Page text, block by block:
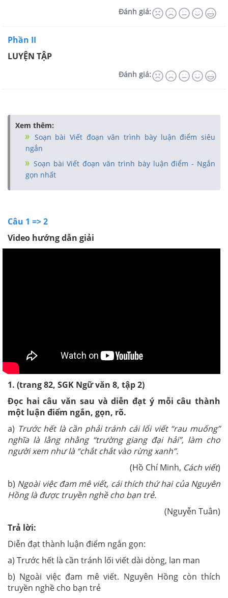
Đánh giá:
Phần II
LUYỆN TẬP
Đánh giá:
Xem thêm:
Soạn bài Viết đoạn văn trình bày luận điểm siêu
ngắn
Soạn bài Viết đoạn văn trình bày luận điểm - Ngắn
gọn nhất
Câu 1 => 2
Video hướng dẫn giải
1. (trang 82, SGK Ngữ văn 8, tập 2)
Đọc hai câu văn sau và diễn đạt ý mỗi câu thành
một luận điểm ngắn, gọn, rõ.
a) Trước hết là cần phải tránh cái lối viết “rau muống”
nghĩa là lằng nhằng “trường giang đại hải”, làm cho
người xem như là “chắt chắt vào rừng xanh”.
(Hồ Chí Minh, Cách viết)
b) Ngoài việc đam mê viết, cái thích thứ hai của Nguyên
Hồng là được truyền nghề cho bạn trẻ.
(Nguyễn Tuân)
Trả lời:
Diễn đạt thành luận điểm ngắn gọn:
a) Trước hết là cần tránh lối viết dài dòng, lan man
b) Ngoài việc đam mê viết. Nguyên Hồng còn thích
truyền nghề cho bạn trẻ